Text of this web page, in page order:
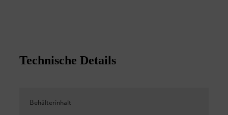
Technische Details
Behälterinhalt